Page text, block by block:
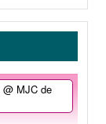
@ MJC de